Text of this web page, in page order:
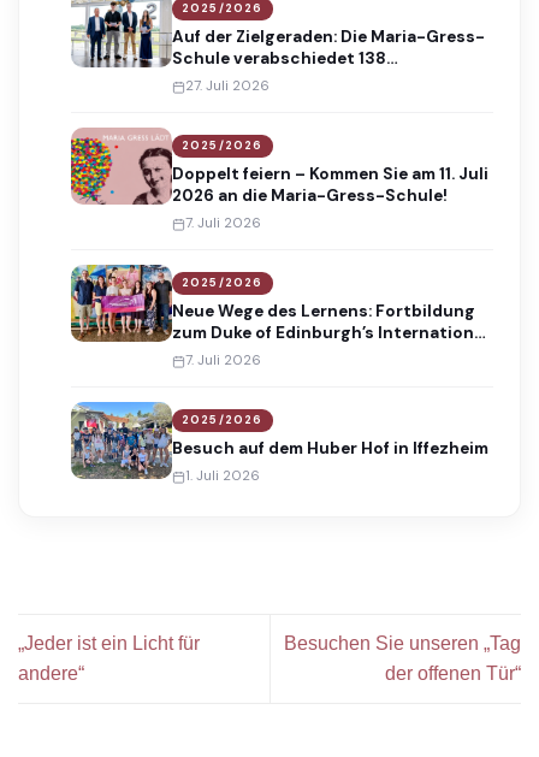
2025/2026
Auf der Zielgeraden: Die Maria-Gress-
Schule verabschiedet 138
Absolventinnen und Absolventen
27. Juli 2026
2025/2026
Doppelt feiern – Kommen Sie am 11. Juli
2026 an die Maria-Gress-Schule!
7. Juli 2026
2025/2026
Neue Wege des Lernens: Fortbildung
zum Duke of Edinburgh’s International
Award
7. Juli 2026
2025/2026
Besuch auf dem Huber Hof in Iffezheim
1. Juli 2026
„Jeder ist ein Licht für
andere“
Besuchen Sie unseren „Tag
der offenen Tür“